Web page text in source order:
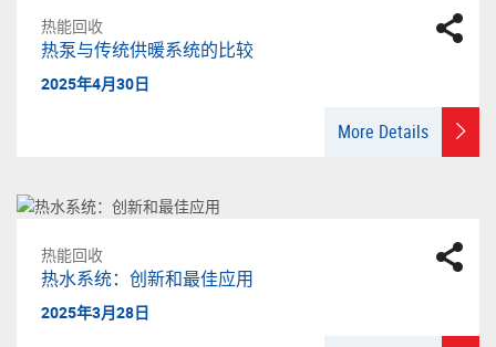
热能回收
热泵与传统供暖系统的比较
2025年4月30日
More Details
热能回收
热水系统：创新和最佳应用
2025年3月28日